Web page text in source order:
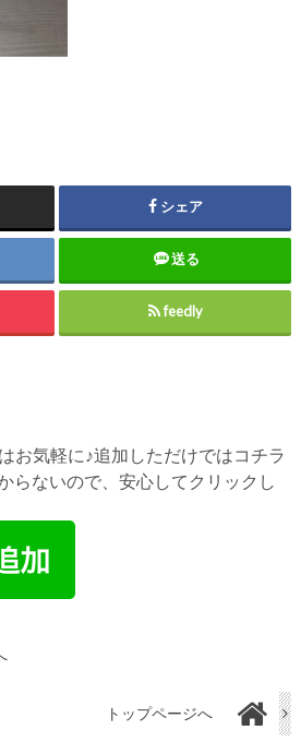
シェア
送る
feedly
お気軽に♪追加しただけではコチラ
らないので、安心してクリックし
トップページへ